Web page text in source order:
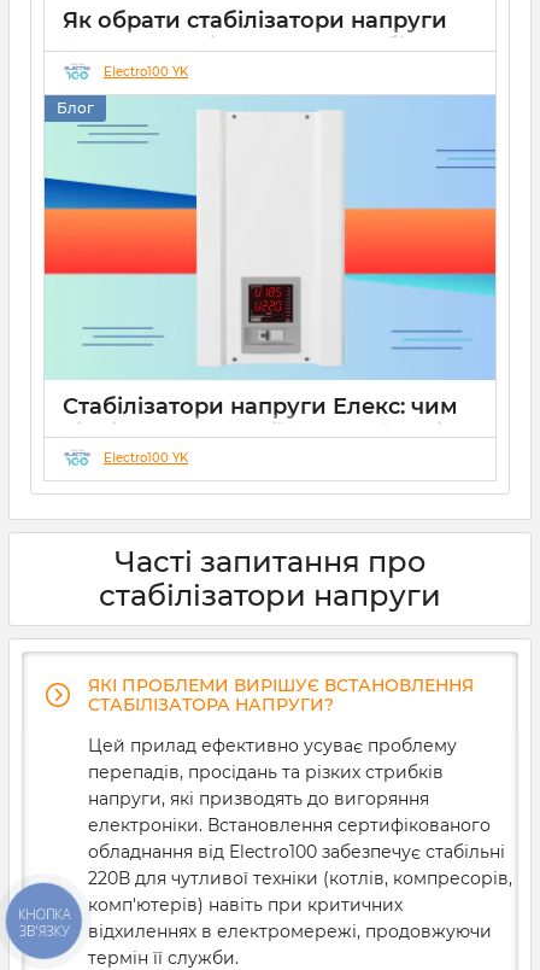
Як обрати стабілізатори напруги
Укртехнологія для дому чи бізнесу
26 08 2025
Electro100 YK
Блог
Стабілізатори напруги Елекс: чим
відрізняються серії Ампер, Герц і
Гібрид (огляд інженерів)
19 08 2025 0 10 хвилин
Electro100 YK
Часті запитання про
стабілізатори напруги
ЯКІ ПРОБЛЕМИ ВИРІШУЄ ВСТАНОВЛЕННЯ
СТАБІЛІЗАТОРА НАПРУГИ?
Цей прилад ефективно усуває проблему
перепадів, просідань та різких стрибків
напруги, які призводять до вигоряння
електроніки. Встановлення сертифікованого
обладнання від Electro100 забезпечує стабільні
220В для чутливої техніки (котлів, компресорів,
комп'ютерів) навіть при критичних
відхиленнях в електромережі, продовжуючи
термін її служби.
КНОПКА
ЗВ'ЯЗКУ